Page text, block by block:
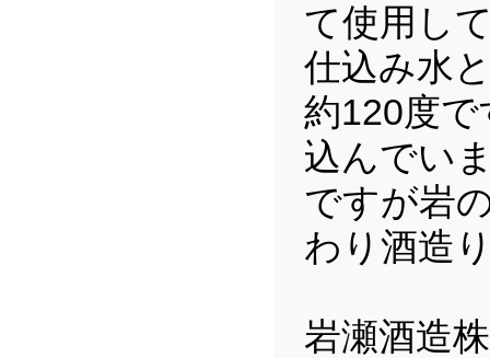
て使用し
仕込み水
約120度
込んでい
ですが岩
わり酒造
岩瀬酒造